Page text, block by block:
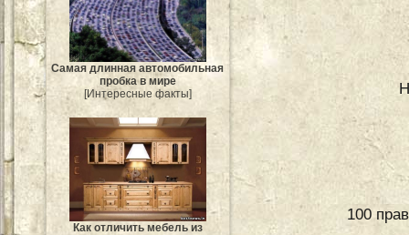
Самая длинная автомобильная
пробка в мире
[Интересные факты]
Как отличить мебель из
100